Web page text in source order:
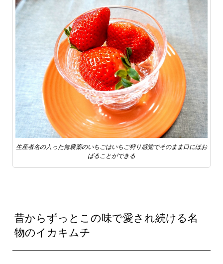
生産者名の入った無農薬のいちごはいちご狩り感覚でそのまま口にほお
ばることができる
昔からずっとこの味で愛され続ける名
物のイカキムチ